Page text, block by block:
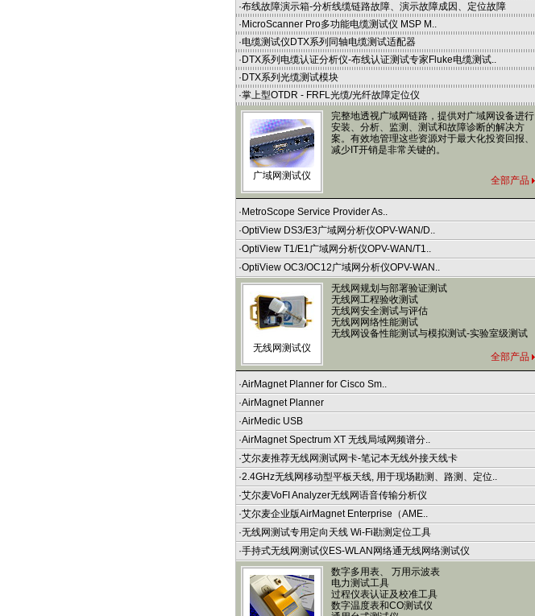
·布线故障演示箱-分析线缆链路故障、演示故障成因、定位故障
· MicroScanner Pro多功能电缆测试仪 MSP M..
·电缆测试仪DTX系列同轴电缆测试适配器
· DTX系列电缆认证分析仪-布线认证测试专家Fluke电缆测试..
· DTX系列光缆测试模块
·掌上型OTDR - FRFL光缆/光纤故障定位仪
广域网测试仪
完整地透视广域网链路，提供对广域网设备进行
安装、分析、监测、测试和故障诊断的解决方
案。有效地管理这些资源对于最大化投资回报、
减少IT开销是非常关键的。
全部产品
· MetroScope Service Provider As..
·OptiView DS3/E3广域网分析仪OPV-WAN/D..
·OptiView T1/E1广域网分析仪OPV-WAN/T1..
·OptiView OC3/OC12广域网分析仪OPV-WAN..
无线网测试仪
无线网规划与部署验证测试
无线网工程验收测试
无线网安全测试与评估
无线网网络性能测试
无线网设备性能测试与模拟测试-实验室级测试
全部产品
·AirMagnet Planner for Cisco Sm..
·AirMagnet Planner
·AirMedic USB
·AirMagnet Spectrum XT 无线局域网频谱分..
·艾尔麦推荐无线网测试网卡-笔记本无线外接天线卡
·2.4GHz无线网移动型平板天线, 用于现场勘测、路测、定位..
·艾尔麦VoFI Analyzer无线网语音传输分析仪
·艾尔麦企业版AirMagnet Enterprise（AME..
·无线网测试专用定向天线 Wi-Fi勘测定位工具
·手持式无线网测试仪ES-WLAN网络通无线网络测试仪
数字多用表、 万用示波表
电力测试工具
过程仪表认证及校准工具
数字温度表和CO测试仪